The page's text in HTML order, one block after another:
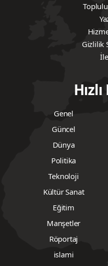
Gizlilik
Genel
Güncel
Dünya
Politika
Teknoloji
Kültür Sanat
Eğitim
Manşetler
Röportaj
islami